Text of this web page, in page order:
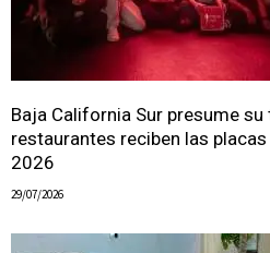
Baja California Sur presume
restaurantes reciben las placas
2026
29/07/2026